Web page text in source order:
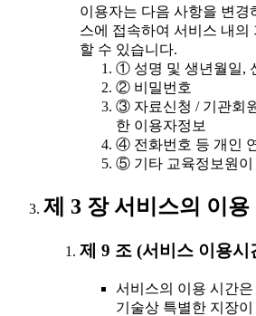
이용자는 다음 사항을 변경
스에 접속하여 서비스 내의
할 수 있습니다.
① 성명 및 생년월일,
② 비밀번호
③ 자료신청 / 기관회
한 이용자정보
④ 전화번호 등 개인
⑤ 기타 교육정보원이
제 3 장 서비스의 이용
제 9 조 (서비스 이용시
서비스의 이용 시간
기술상 특별한 지장